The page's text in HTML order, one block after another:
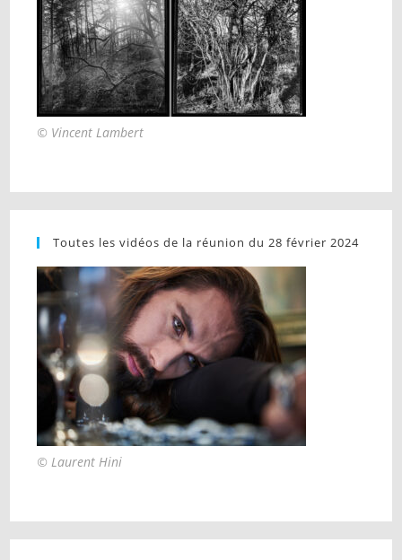
© Vincent Lambert
Toutes les vidéos de la réunion du 28 février 2024
© Laurent Hini